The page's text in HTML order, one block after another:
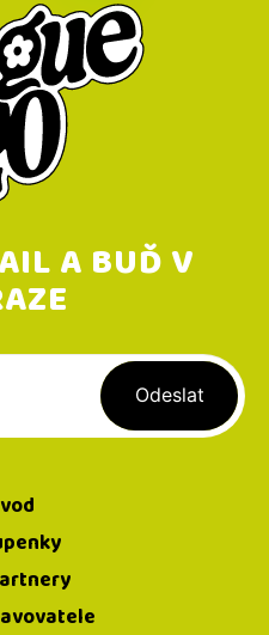
A BUĎ V
Registrovat se